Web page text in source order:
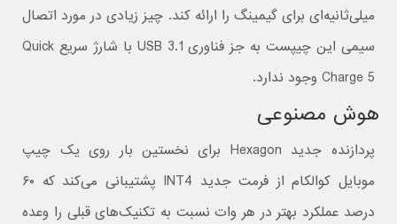
میلی‌ثانیه‌ای برای گیمینگ را ارائه کند. چیز زیادی در مورد اتصال
سیمی این چیپست به جز فناوری USB 3.1 با شارژ سریع Quick
Charge 5 وجود ندارد.
هوش مصنوعی
پردازنده جدید Hexagon برای نخستین بار روی یک چیپ
موبایل کوالکام از فرمت جدید INT4 پشتیبانی می‌کند که ۶۰
درصد عملکرد بهتر در هر وات نسبت به تکنیک‌های قبلی را وعده